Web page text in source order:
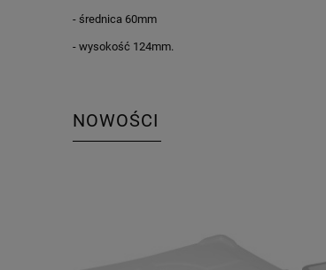
- średnica 60mm
- wysokość 124mm.
NOWOŚCI